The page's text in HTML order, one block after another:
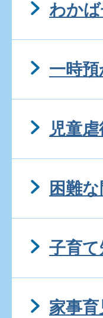
わか
一時預
児童
困難
子育
家事